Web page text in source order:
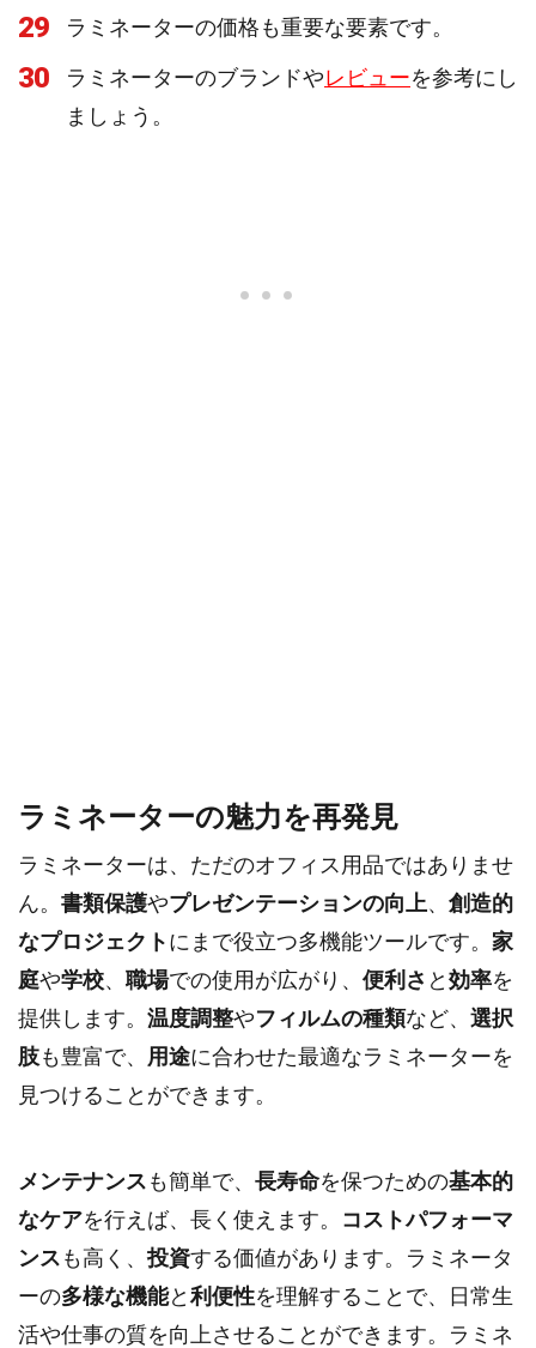
29 ラミネーターの価格も重要な要素です。
30 ラミネーターのブランドやレビューを参考にし
ましょう。
ラミネーターの魅力を再発見
ラミネーターは、ただのオフィス用品ではありませ
ん。 書類保護やプレゼンテーションの向上、 創造的
なプロジェクトにまで役立つ多機能ツールです。 家
庭や学校、 職場での使用が広がり、 便利さ と効率を
提供します。 温度調整やフィルムの種類など、 選択
肢も豊富で、 用途に合わせた最適なラミネーターを
見つけることができます。
メンテナンスも簡単で、 長寿命を保つための基本的
なケアを行えば、長く使えます。 コストパフォーマ
ンスも高く、投資する価値があります。ラミネータ
ーの多様な機能と利便性を理解することで、日常生
活や仕事の質を向上させることができます。ラミネ